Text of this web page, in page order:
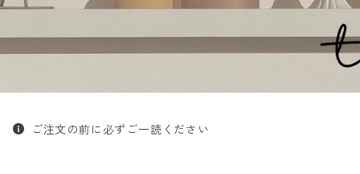
ご注文の前に必ずご一読ください